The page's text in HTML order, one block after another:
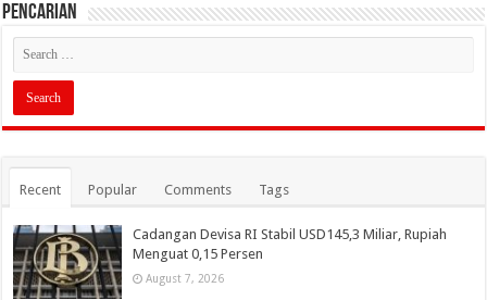
PENCARIAN
Recent Popular Comments Tags
Cadangan Devisa RI Stabil USD145,3 Miliar, Rupiah
Menguat 0,15 Persen
August 7, 2026